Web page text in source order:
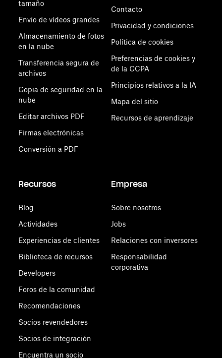
tamaño
Envío de vídeos grandes
Almacenamiento de fotos
en la nube
Transferencia segura de
archivos
Copia de seguridad en la
nube
Editar archivos PDF
Firmas electrónicas
Conversión a PDF
Contacto
Privacidad y condiciones
Política de cookies
Preferencias de cookies y
de la CCPA
Principios relativos a la IA
Mapa del sitio
Recursos de aprendizaje
Recursos
Blog
Actividades
Experiencias de clientes
Biblioteca de recursos
Developers
Foros de la comunidad
Recomendaciones
Socios revendedores
Socios de integración
Encuentra un socio
Empresa
Sobre nosotros
Jobs
Relaciones con inversores
Responsabilidad
corporativa